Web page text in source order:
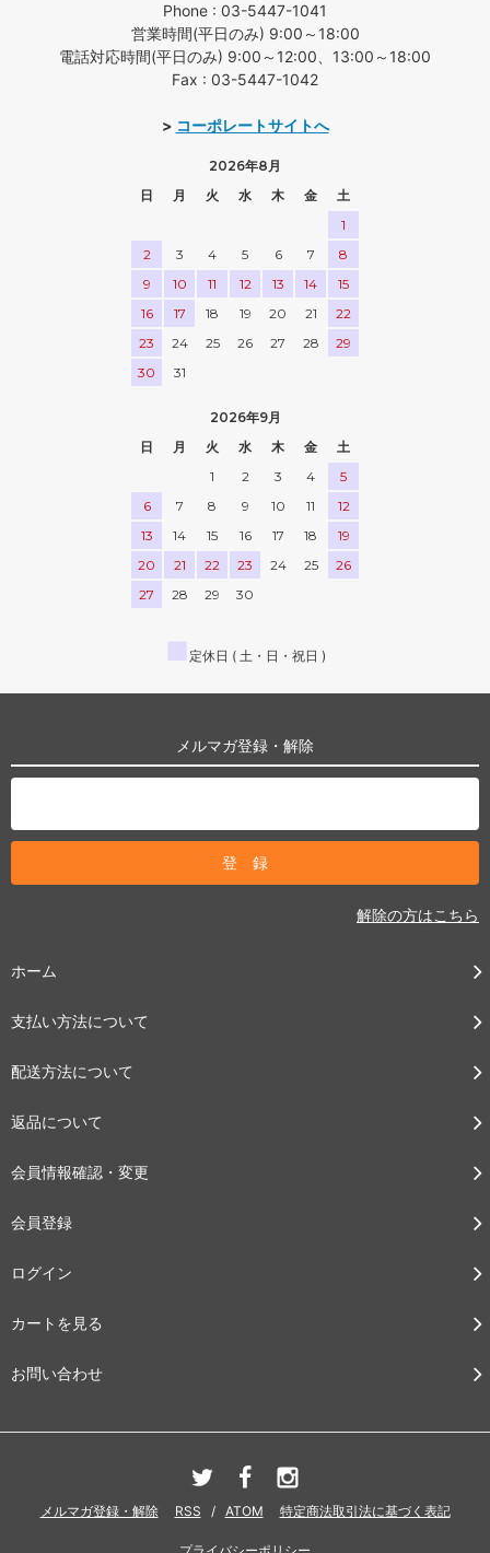
Phone : 03-5447-1041
営業時間(平日のみ) 9:00～18:00
電話対応時間(平日のみ) 9:00～12:00、13:00～18:00
Fax : 03-5447-1042
> コーポレートサイトへ
2026年8月
日
月 火 水 木 金
土
1
2
3 4 5 6 7
8
9
10 11 12 13 14
15
16
17 18 19 20 21
22
23
24 25 26 27 28
29
30
31
2026年9月
日
月 火 水 木 金
土
1
2 3 4
5
6
7 8 9 10 11
12
13
14 15 16 17 18
19
20
21 22 23 24 25
26
27
28 29 30
■ 定休日 ( 土・日・祝日 )
メルマガ登録・解除
解除の方はこちら
ホーム
支払い方法について
配送方法について
返品について
会員情報確認・変更
会員登録
ログイン
カートを見る
お問い合わせ
メルマガ登録・解除 RSS / ATOM 特定商法取引法に基づく表記